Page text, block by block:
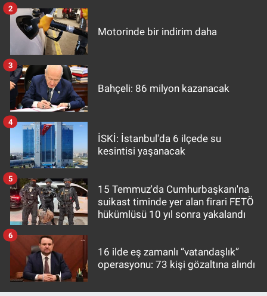
Motorinde bir indirim daha
2
Bahçeli: 86 milyon kazanacak
3
İSKİ: İstanbul'da 6 ilçede su
kesintisi yaşanacak
4
15 Temmuz'da Cumhurbaşkanı'na
suikast timinde yer alan firari FETÖ
hükümlüsü 10 yıl sonra yakalandı
5
16 ilde eş zamanlı “vatandaşlık”
operasyonu: 73 kişi gözaltına alındı
6